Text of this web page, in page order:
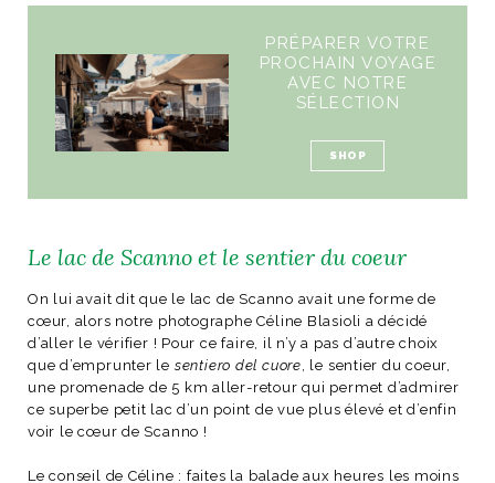
PRÉPARER VOTRE
PROCHAIN VOYAGE
AVEC NOTRE
SÉLECTION
SHOP
Le lac de Scanno et le sentier du coeur
On lui avait dit que le lac de Scanno avait une forme de
cœur, alors notre photographe Céline Blasioli a décidé
d’aller le vérifier ! Pour ce faire, il n’y a pas d’autre choix
que d’emprunter le sentiero del cuore, le sentier du coeur,
une promenade de 5 km aller-retour qui permet d’admirer
ce superbe petit lac d’un point de vue plus élevé et d’enfin
voir le cœur de Scanno !
Le conseil de Céline : faites la balade aux heures les moins